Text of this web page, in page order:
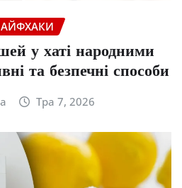
у хаті народними
та безпечні способи
Тра 7, 2026